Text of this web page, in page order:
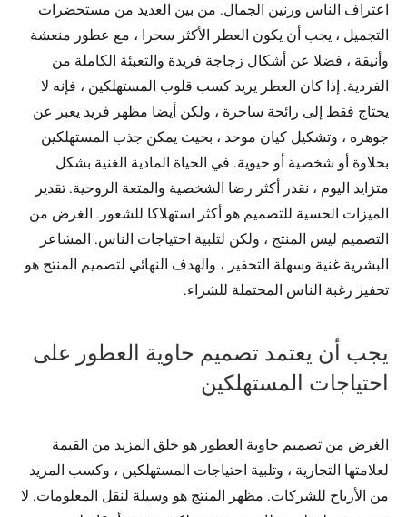
اعتراف الناس ورنين الجمال. من بين العديد من مستحضرات
التجميل ، يجب أن يكون العطر الأكثر سحرا ، مع عطور منعشة
وأنيقة ، فضلا عن أشكال زجاجة فريدة والتعبئة الكاملة من
الفردية. إذا كان العطر يريد كسب قلوب المستهلكين ، فإنه لا
يحتاج فقط إلى رائحة ساحرة ، ولكن أيضا مظهر فريد يعبر عن
جوهره ، وتشكيل كيان موحد ، بحيث يمكن جذب المستهلكين
بحلاوة أو شخصية أو حيوية. في الحياة المادية الغنية بشكل
متزايد اليوم ، نقدر أكثر رضا الشخصية والمتعة الروحية. تقدير
الميزات الحسية للتصميم هو أكثر استهلاكا للشعور. الغرض من
التصميم ليس المنتج ، ولكن لتلبية احتياجات الناس. المشاعر
البشرية غنية وسهلة التحفيز ، والهدف النهائي لتصميم المنتج هو
تحفيز رغبة الناس المحتملة للشراء.
يجب أن يعتمد تصميم حاوية العطور على
احتياجات المستهلكين
الغرض من تصميم حاوية العطور هو خلق المزيد من القيمة
لعلامتها التجارية ، وتلبية احتياجات المستهلكين ، وكسب المزيد
من الأرباح للشركات. مظهر المنتج هو وسيلة لنقل المعلومات. لا